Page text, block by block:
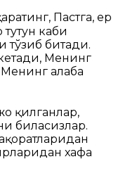
Пастга, ер
каби
битади.
Менинг
Менинг ғалаба
қилганлар,
биласизлар.
хафа